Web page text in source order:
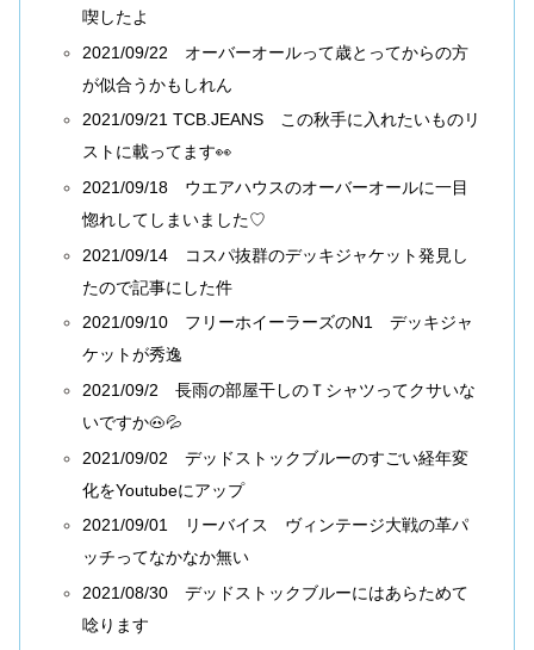
喫したよ
2021/09/22 オーバーオールって歳とってからの方
が似合うかもしれん
2021/09/21 TCB.JEANS この秋手に入れたいものリ
ストに載ってます👀
2021/09/18 ウエアハウスのオーバーオールに一目
惚れしてしまいました♡
2021/09/14 コスパ抜群のデッキジャケット発見し
たので記事にした件
2021/09/10 フリーホイーラーズのN1 デッキジャ
ケットが秀逸
2021/09/2 長雨の部屋干しのＴシャツってクサいな
いですか🐽💦
2021/09/02 デッドストックブルーのすごい経年変
化をYoutubeにアップ
2021/09/01 リーバイス ヴィンテージ大戦の革パ
ッチってなかなか無い
2021/08/30 デッドストックブルーにはあらためて
唸ります